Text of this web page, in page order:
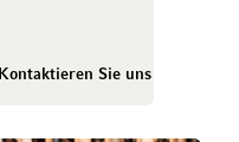
Kontaktieren Sie uns